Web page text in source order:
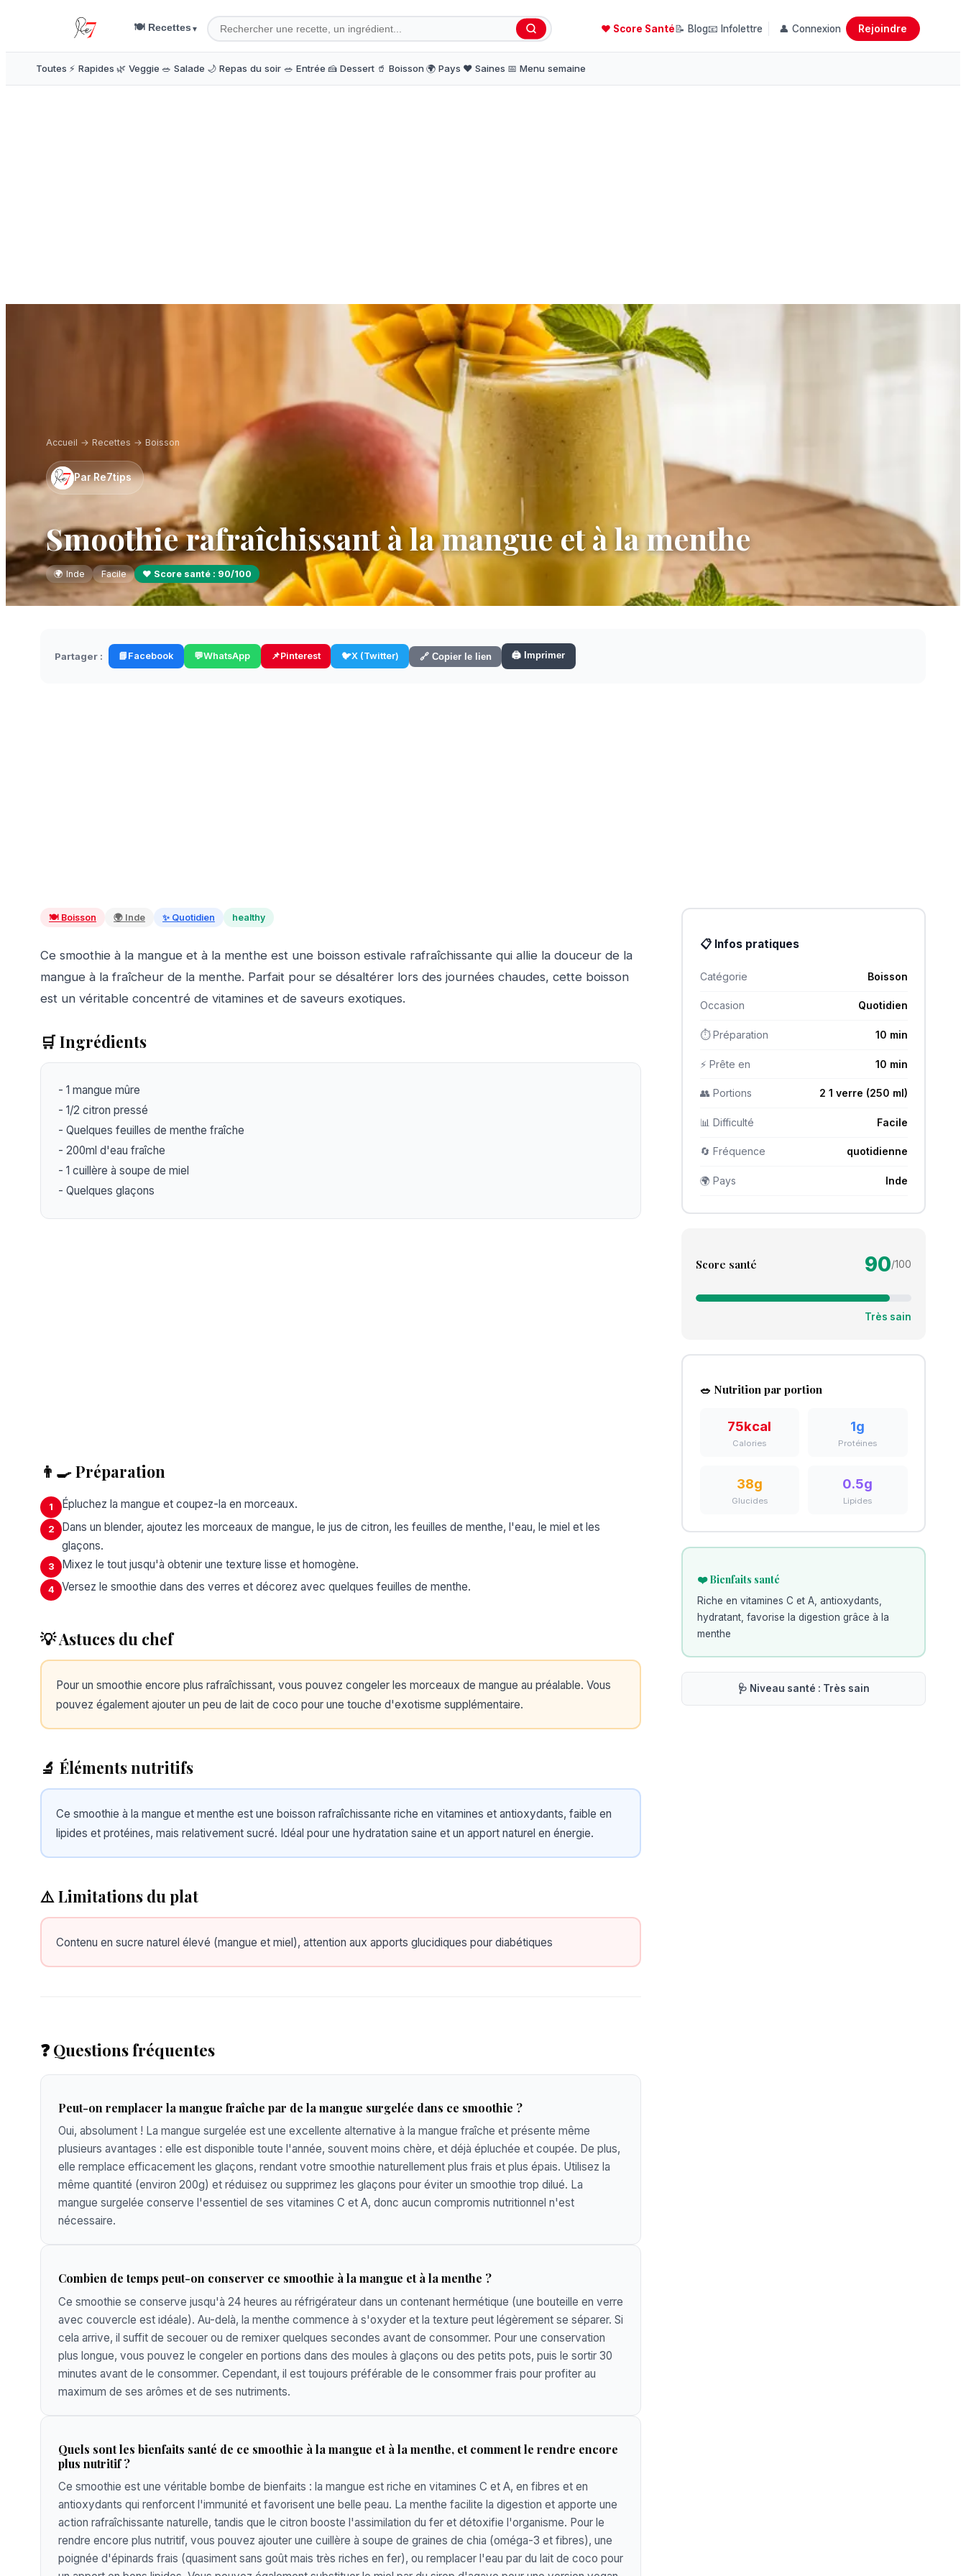
🍽️ Recettes ▼ ❤️ Score Santé📝 Blog📧 Infolettre 👤 Connexion Rejoindre
Toutes ⚡ Rapides 🌿 Veggie 🥗 Salade 🌙 Repas du soir 🥗 Entrée 🍰 Dessert 🥤 Boisson 🌍 Pays ❤️ Saines 📅 Menu semaine
Accueil → Recettes → Boisson
ParRe7tips
Smoothie rafraîchissant à la mangue et à la menthe
🌍 Inde Facile ❤️ Score santé : 90/100
Partager : 📘 Facebook 💬WhatsApp 📌Pinterest 🐦X (Twitter) 🔗 Copier le lien 🖨️ Imprimer
🍽️ Boisson 🌍 Inde ✨ Quotidien healthy
Ce smoothie à la mangue et à la menthe est une boisson estivale rafraîchissante qui allie la douceur de la
mangue à la fraîcheur de la menthe. Parfait pour se désaltérer lors des journées chaudes, cette boisson
est un véritable concentré de vitamines et de saveurs exotiques.
🛒 Ingrédients
- 1 mangue mûre
- 1/2 citron pressé
- Quelques feuilles de menthe fraîche
- 200ml d'eau fraîche
- 1 cuillère à soupe de miel
- Quelques glaçons
👨‍🍳 Préparation
1 Épluchez la mangue et coupez-la en morceaux.
2
Dans un blender, ajoutez les morceaux de mangue, le jus de citron, les feuilles de menthe, l'eau, le miel et les
glaçons.
3 Mixez le tout jusqu'à obtenir une texture lisse et homogène.
4 Versez le smoothie dans des verres et décorez avec quelques feuilles de menthe.
💡 Astuces du chef
Pour un smoothie encore plus rafraîchissant, vous pouvez congeler les morceaux de mangue au préalable. Vous
pouvez également ajouter un peu de lait de coco pour une touche d'exotisme supplémentaire.
🔬 Éléments nutritifs
Ce smoothie à la mangue et menthe est une boisson rafraîchissante riche en vitamines et antioxydants, faible en
lipides et protéines, mais relativement sucré. Idéal pour une hydratation saine et un apport naturel en énergie.
⚠️ Limitations du plat
Contenu en sucre naturel élevé (mangue et miel), attention aux apports glucidiques pour diabétiques
❓ Questions fréquentes
Peut-on remplacer la mangue fraîche par de la mangue surgelée dans ce smoothie ?
Oui, absolument ! La mangue surgelée est une excellente alternative à la mangue fraîche et présente même
plusieurs avantages : elle est disponible toute l'année, souvent moins chère, et déjà épluchée et coupée. De plus,
elle remplace efficacement les glaçons, rendant votre smoothie naturellement plus frais et plus épais. Utilisez la
même quantité (environ 200g) et réduisez ou supprimez les glaçons pour éviter un smoothie trop dilué. La
mangue surgelée conserve l'essentiel de ses vitamines C et A, donc aucun compromis nutritionnel n'est
nécessaire.
Combien de temps peut-on conserver ce smoothie à la mangue et à la menthe ?
Ce smoothie se conserve jusqu'à 24 heures au réfrigérateur dans un contenant hermétique (une bouteille en verre
avec couvercle est idéale). Au-delà, la menthe commence à s'oxyder et la texture peut légèrement se séparer. Si
cela arrive, il suffit de secouer ou de remixer quelques secondes avant de consommer. Pour une conservation
plus longue, vous pouvez le congeler en portions dans des moules à glaçons ou des petits pots, puis le sortir 30
minutes avant de le consommer. Cependant, il est toujours préférable de le consommer frais pour profiter au
maximum de ses arômes et de ses nutriments.
Quels sont les bienfaits santé de ce smoothie à la mangue et à la menthe, et comment le rendre encore
plus nutritif ?
Ce smoothie est une véritable bombe de bienfaits : la mangue est riche en vitamines C et A, en fibres et en
antioxydants qui renforcent l'immunité et favorisent une belle peau. La menthe facilite la digestion et apporte une
action rafraîchissante naturelle, tandis que le citron booste l'assimilation du fer et détoxifie l'organisme. Pour le
rendre encore plus nutritif, vous pouvez ajouter une cuillère à soupe de graines de chia (oméga-3 et fibres), une
poignée d'épinards frais (quasiment sans goût mais très riches en fer), ou remplacer l'eau par du lait de coco pour
📋 Infos pratiques
Catégorie Boisson
Occasion Quotidien
⏱ Préparation 10 min
⚡ Prête en 10 min
👥 Portions 2 1 verre (250 ml)
📊 Difficulté Facile
🔄 Fréquence quotidienne
🌍 Pays Inde
Score santé 90/100
Très sain
🥗 Nutrition par portion
75kcal
Calories
1g
Protéines
38g
Glucides
0.5g
Lipides
❤️ Bienfaits santé
Riche en vitamines C et A, antioxydants,
hydratant, favorise la digestion grâce à la
menthe
🩺 Niveau santé : Très sain